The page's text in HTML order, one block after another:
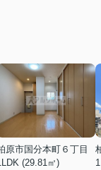
原市国分本町６丁目
(29.81㎡)